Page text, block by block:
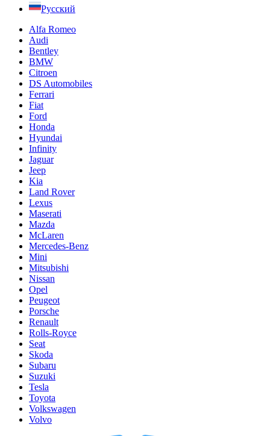
Русский
Alfa Romeo
Audi
Bentley
BMW
Citroen
DS Automobiles
Ferrari
Fiat
Ford
Honda
Hyundai
Infinity
Jaguar
Jeep
Kia
Land Rover
Lexus
Maserati
Mazda
McLaren
Mercedes-Benz
Mini
Mitsubishi
Nissan
Opel
Peugeot
Porsche
Renault
Rolls-Royce
Seat
Skoda
Subaru
Suzuki
Tesla
Toyota
Volkswagen
Volvo